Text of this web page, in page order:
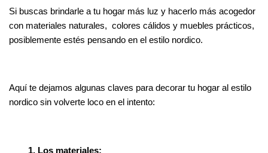
Si buscas brindarle a tu hogar más luz y hacerlo más acogedor
con materiales naturales,  colores cálidos y muebles prácticos,
posiblemente estés pensando en el estilo nordico.
Aquí te dejamos algunas claves para decorar tu hogar al estilo
nordico sin volverte loco en el intento:
Los materiales: